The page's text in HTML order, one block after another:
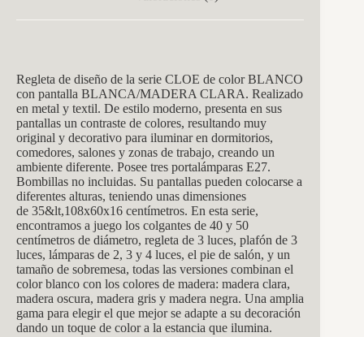
Regleta de diseño de la serie CLOE de color BLANCO
con pantalla BLANCA/MADERA CLARA. Realizado
en metal y textil. De estilo moderno, presenta en sus
pantallas un contraste de colores, resultando muy
original y decorativo para iluminar en dormitorios,
comedores, salones y zonas de trabajo, creando un
ambiente diferente. Posee tres portalámparas E27.
Bombillas no incluidas. Su pantallas pueden colocarse a
diferentes alturas, teniendo unas dimensiones
de 35&lt,108x60x16 centímetros. En esta serie,
encontramos a juego los colgantes de 40 y 50
centímetros de diámetro, regleta de 3 luces, plafón de 3
luces, lámparas de 2, 3 y 4 luces, el pie de salón, y un
tamaño de sobremesa, todas las versiones combinan el
color blanco con los colores de madera: madera clara,
madera oscura, madera gris y madera negra. Una amplia
gama para elegir el que mejor se adapte a su decoración
dando un toque de color a la estancia que ilumina.